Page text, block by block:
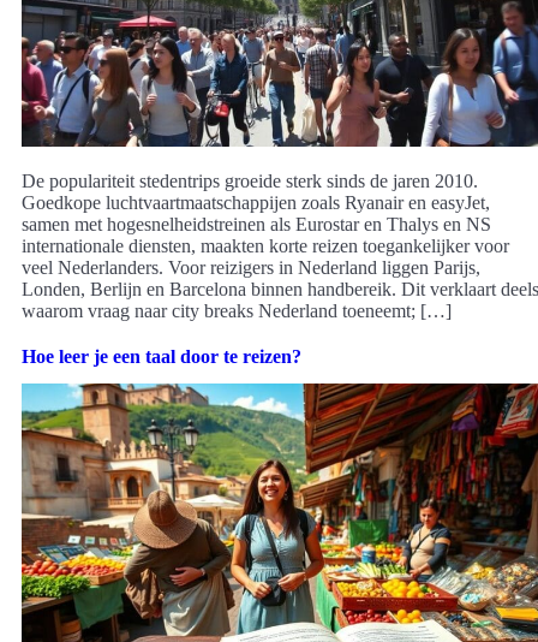
De populariteit stedentrips groeide sterk sinds de jaren 2010.
Goedkope luchtvaartmaatschappijen zoals Ryanair en easyJet,
samen met hogesnelheidstreinen als Eurostar en Thalys en NS
internationale diensten, maakten korte reizen toegankelijker voor
veel Nederlanders. Voor reizigers in Nederland liggen Parijs,
Londen, Berlijn en Barcelona binnen handbereik. Dit verklaart deels
waarom vraag naar city breaks Nederland toeneemt; […]
Hoe leer je een taal door te reizen?